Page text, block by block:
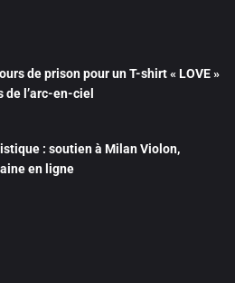
de prison pour un T-shirt « LOVE »
de l’arc-en-ciel
: soutien à Milan Violon,
en ligne